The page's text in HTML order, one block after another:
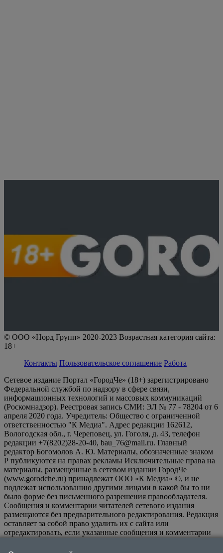
© ООО «Норд Групп» 2020-2023 Возрастная категория сайта:
18+
Контакты Пользовательское соглашение Работа
Сетевое издание Портал «ГородЧе» (18+) зарегистрировано
Федеральной службой по надзору в сфере связи,
информационных технологий и массовых коммуникаций
(Роскомнадзор). Реестровая запись СМИ: ЭЛ № 77 - 78204 от 6
апреля 2020 года. Учредитель: Общество с ограниченной
ответственностью "К Медиа". Адрес редакции 162612,
Вологодская обл., г. Череповец, ул. Гоголя, д. 43, телефон
редакции +7(8202)28-20-40, bau_76@mail.ru. Главный
редактор Богомолов А. Ю. Материалы, обозначенные знаком
Р публикуются на правах рекламы Исключительные права на
материалы, размещенные в сетевом издании ГородЧе
(www.gorodche.ru) принадлежат ООО «К Медиа» ©, и не
подлежат использованию другими лицами в какой бы то ни
было форме без письменного разрешения правообладателя.
Сообщения и комментарии читателей сетевого издания
размещаются без предварительного редактирования. Редакция
оставляет за собой право удалить их с сайта или
отредактировать, если указанные сообщения и комментарии
или нарушением иных требований закона.